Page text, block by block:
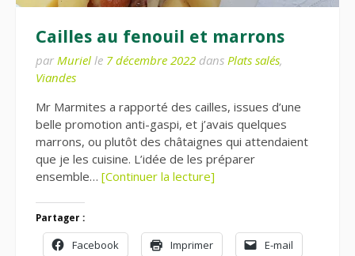
Cailles au fenouil et marrons
par Muriel le 7 décembre 2022 dans Plats salés,
Viandes
Mr Marmites a rapporté des cailles, issues d’une
belle promotion anti-gaspi, et j’avais quelques
marrons, ou plutôt des châtaignes qui attendaient
que je les cuisine. L’idée de les préparer
ensemble… [Continuer la lecture]
Partager :
Facebook Imprimer E-mail